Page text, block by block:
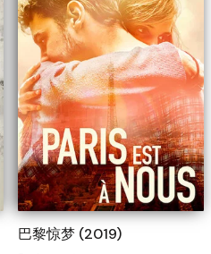
巴黎惊梦 (2019)